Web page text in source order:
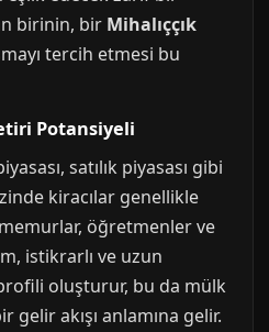
birinin, bir Mihalıççık
tercih etmesi bu
Potansiyeli
satılık piyasası gibi
kiracılar genellikle
öğretmenler ve
istikrarlı ve uzun
oluşturur, bu da mülk
akışı anlamına gelir.